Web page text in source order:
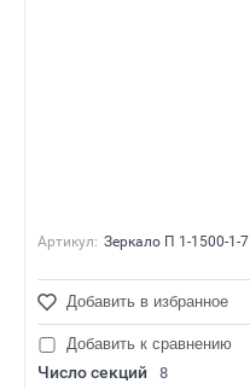
Артикул: Зеркало П 1-1500-1-7
Добавить в избранное
Добавить к сравнению
Число секций 8